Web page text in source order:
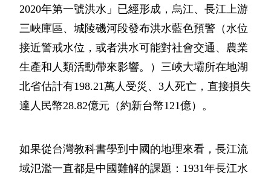
2020年第一號洪水」已經形成，烏江、長江上游
三峽庫區、城陵磯河段發布洪水藍色預警（水位
接近警戒水位，或者洪水可能對社會交通、農業
生產和人類活動帶來影響。）三峽大壩所在地湖
北省估計有198.21萬人受災、3人死亡，直接損失
達人民幣28.82億元（約新台幣121億）。
如果從台灣教科書學到中國的地理來看，長江流
域氾濫一直都是中國難解的課題：1931年長江水